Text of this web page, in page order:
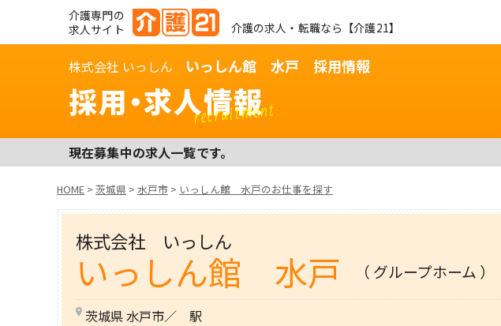
介護専門の
求人サイト
介護の求人・転職なら【介護21】
株式会社 いっしん いっしん館 水戸 採用情報
採用・求人情報
recruitment
現在募集中の求人一覧です。
HOME > 茨城県 > 水戸市 > いっしん館 水戸のお仕事を探す
株式会社 いっしん
いっしん館 水戸 （ グループホーム ）
茨城県 水戸市／ 駅